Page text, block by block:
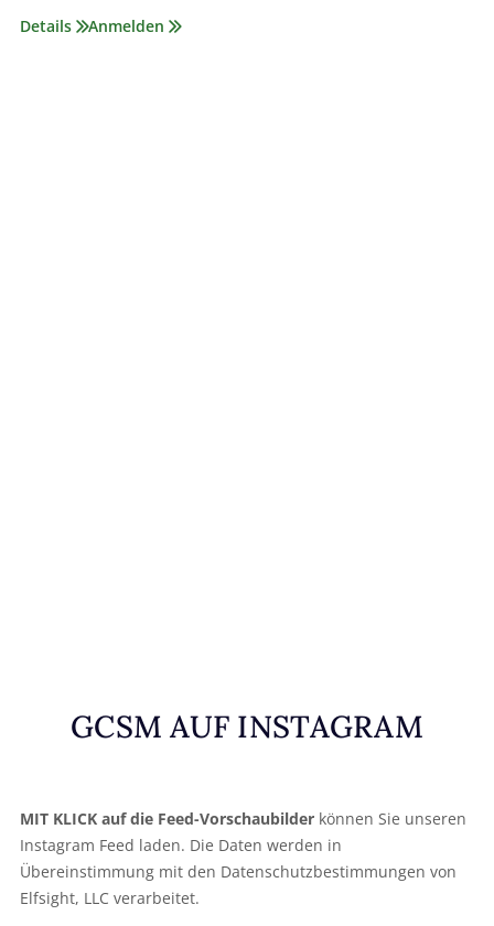
Details Anmelden
GCSM AUF INSTAGRAM
MIT KLICK auf die Feed-Vorschaubilderkönnen Sie unseren
Instagram Feed laden. Die Daten werden in
Übereinstimmung mit den Datenschutzbestimmungen von
Elfsight, LLC verarbeitet.